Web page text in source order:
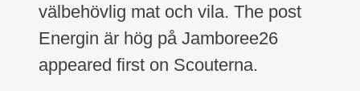
välbehövlig mat och vila. The post
Energin är hög på Jamboree26
appeared first on Scouterna.